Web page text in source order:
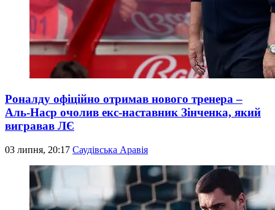
Роналду офіційно отримав нового тренера –
Аль-Наср очолив екс-наставник Зінченка, який
вигравав ЛЄ
03 липня, 20:17 Саудівська Аравія